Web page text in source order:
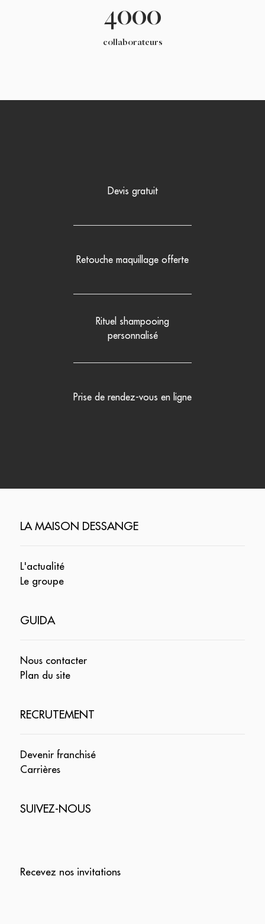
4000
collaborateurs
Devis gratuit
Retouche maquillage offerte
Rituel shampooing
personnalisé
Prise de rendez-vous en ligne
LA MAISON DESSANGE
L'actualité
Le groupe
GUIDA
Nous contacter
Plan du site
RECRUTEMENT
Devenir franchisé
Carrières
SUIVEZ-NOUS
Recevez nos invitations